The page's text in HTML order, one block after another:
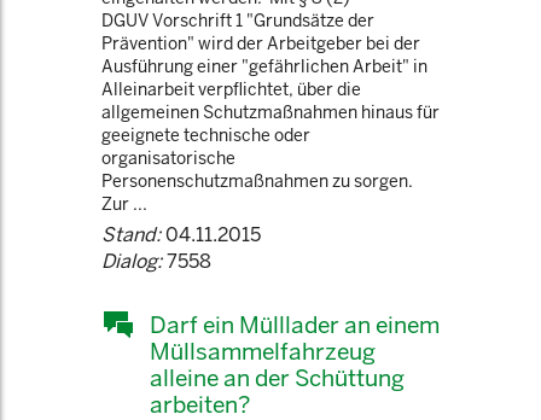
DGUV Vorschrift 1 "Grundsätze der
Prävention" wird der Arbeitgeber bei der
Ausführung einer "gefährlichen Arbeit" in
Alleinarbeit verpflichtet, über die
allgemeinen Schutzmaßnahmen hinaus für
geeignete technische oder
organisatorische
Personenschutzmaßnahmen zu sorgen.
Zur ...
Stand:04.11.2015
Dialog:7558
Darf ein Mülllader an einem
Müllsammelfahrzeug
alleine an der Schüttung
arbeiten?